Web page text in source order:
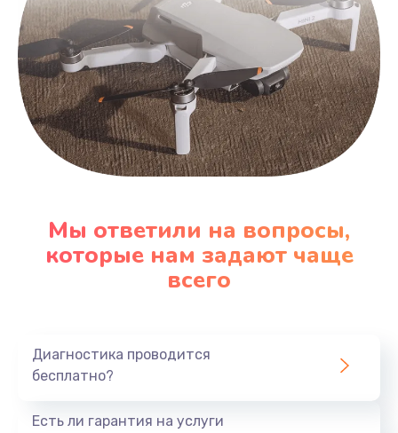
Мы ответили на вопросы,
которые нам задают чаще
всего
Диагностика проводится
бесплатно?
Есть ли гарантия на услуги